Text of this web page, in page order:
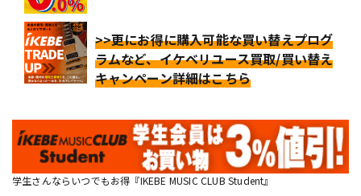
>>更にお得に購入可能な買い替えプログ
ラムなど、イケベリユース買取/買い替え
キャンペーン詳細はこちら
学生さんならいつでもお得『IKEBE MUSIC CLUB Student』